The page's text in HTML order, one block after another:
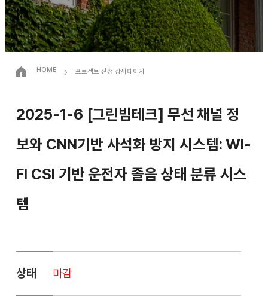
HOME › 프로젝트 신청 상세페이지
2025-1-6 [그린빔테크] 무선 채널 정
보와 CNN기반 사석화 방지 시스템: WI-
FI CSI 기반 운전자 졸음 상태 분류 시스
템
상태 마감